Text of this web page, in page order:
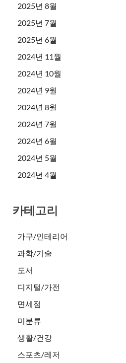
2025년 8월
2025년 7월
2025년 6월
2024년 11월
2024년 10월
2024년 9월
2024년 8월
2024년 7월
2024년 6월
2024년 5월
2024년 4월
카테고리
가구/인테리어
과학/기술
도서
디지털/가전
면세점
미분류
생활/건강
스포츠/레저